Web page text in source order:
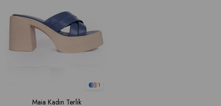
1
Maia Kadın Terlik